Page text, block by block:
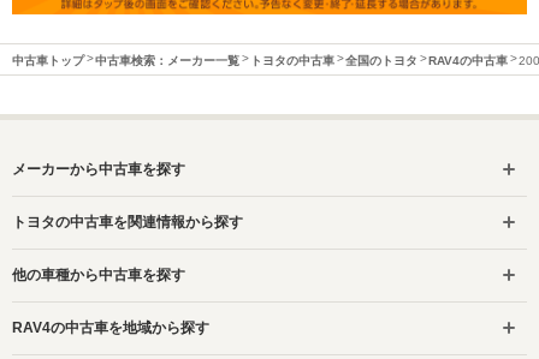
中古車トップ 中古車検索：メーカー一覧 トヨタの中古車 全国のトヨタ RAV4の中古車
メーカーから中古車を探す
トヨタの中古車を関連情報から探す
他の車種から中古車を探す
RAV4の中古車を地域から探す